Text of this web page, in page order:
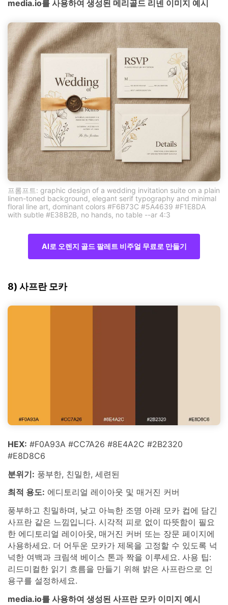
media.io를 사용하여 생성된 메리골드 리넨 이미지 예시
프롬프트: graphic design of a wedding invitation suite on a plain
linen-toned background, elegant serif typography and minimal
floral line art, dominant colors #F6B73C #5A4639 #F1E8DA
with subtle #E38B2B, no hands, no table --ar 4:3
AI로 오렌지 골드 팔레트 비주얼 무료로 만들기
8) 사프란 모카
HEX: #F0A93A #CC7A26 #8E4A2C #2B2320
#E8D8C6
분위기: 풍부한, 친밀한, 세련된
최적 용도: 에디토리얼 레이아웃 및 매거진 커버
풍부하고 친밀하며, 낮고 아늑한 조명 아래 모카 컵에 담긴
사프란 같은 느낌입니다. 시각적 피로 없이 따뜻함이 필요
한 에디토리얼 레이아웃, 매거진 커버 또는 장문 페이지에
사용하세요. 더 어두운 모카가 제목을 고정할 수 있도록 넉
넉한 여백과 크림색 베이스 톤과 짝을 이루세요. 사용 팁:
리드미컬한 읽기 흐름을 만들기 위해 밝은 사프란으로 인
용구를 설정하세요.
media.io를 사용하여 생성된 사프란 모카 이미지 예시